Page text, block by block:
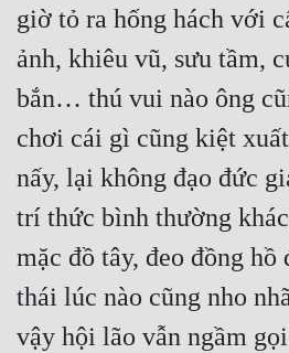
giờ tỏ ra hống hách với
ảnh, khiêu vũ, sưu tầm,
bắn… thú vui nào ông
chơi cái gì cũng kiệt
nấy, lại không đạo đức
trí thức bình thường
mặc đồ tây, đeo đồng hồ
thái lúc nào cũng nho
vậy hội lão vẫn ngầm